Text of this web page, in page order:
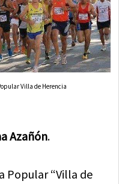
Villa de Herencia
Azañón.
Popular “Villa de